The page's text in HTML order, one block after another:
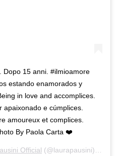
Dopo 15 anni. #ilmioamore
estando enamorados y
in love and accomplices.
e cúmplices.
amoureux et complices.
By Paola Carta ❤️
Official (@laurapausini) in data: